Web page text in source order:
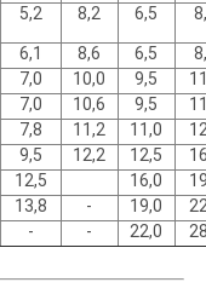
5,2 8,2 6,5
6,1 8,6 6,5
7,0 10,0 9,5
7,0 10,6 9,5
7,8 11,2 11,0
9,5 12,2 12,5
12,5 16,0
13,8 - 19,0
- - 22,0